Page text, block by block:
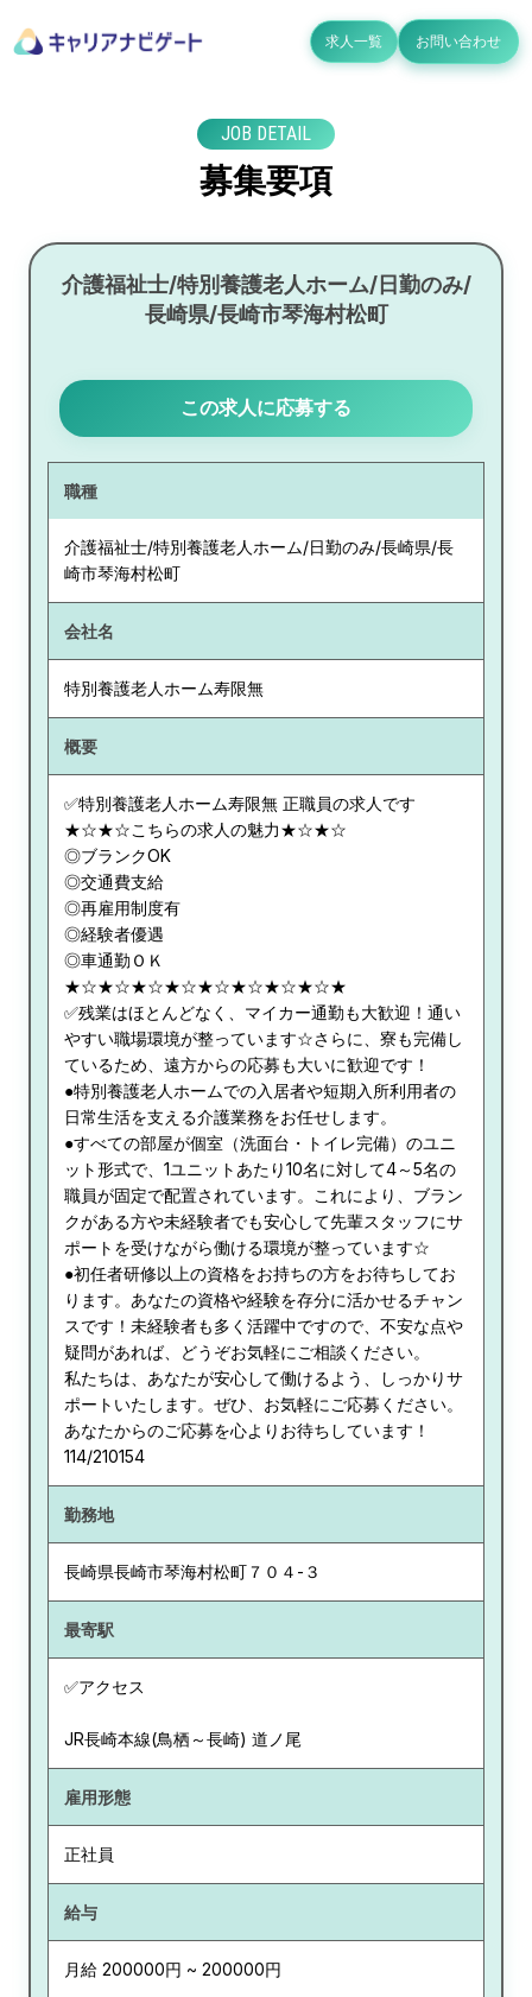
求人一覧 お問い合わせ
JOB DETAIL
募集要項
介護福祉士/特別養護老人ホーム/日勤のみ/
長崎県/長崎市琴海村松町
この求人に応募する
職種
介護福祉士/特別養護老人ホーム/日勤のみ/長崎県/長
崎市琴海村松町
会社名
特別養護老人ホーム寿限無
概要
✅特別養護老人ホーム寿限無 正職員の求人です
★☆★☆こちらの求人の魅力★☆★☆
◎ブランクOK
◎交通費支給
◎再雇用制度有
◎経験者優遇
◎車通勤ＯＫ
★☆★☆★☆★☆★☆★☆★☆★☆★
✅残業はほとんどなく、マイカー通勤も大歓迎！通い
やすい職場環境が整っています☆さらに、寮も完備し
ているため、遠方からの応募も大いに歓迎です！
●特別養護老人ホームでの入居者や短期入所利用者の
日常生活を支える介護業務をお任せします。
●すべての部屋が個室（洗面台・トイレ完備）のユニ
ット形式で、1ユニットあたり10名に対して4～5名の
職員が固定で配置されています。これにより、ブラン
クがある方や未経験者でも安心して先輩スタッフにサ
ポートを受けながら働ける環境が整っています☆
●初任者研修以上の資格をお持ちの方をお待ちしてお
ります。あなたの資格や経験を存分に活かせるチャン
スです！未経験者も多く活躍中ですので、不安な点や
疑問があれば、どうぞお気軽にご相談ください。
私たちは、あなたが安心して働けるよう、しっかりサ
ポートいたします。ぜひ、お気軽にご応募ください。
あなたからのご応募を心よりお待ちしています！
114/210154
勤務地
長崎県長崎市琴海村松町７０４-３
最寄駅
✅アクセス
JR長崎本線(鳥栖～長崎) 道ノ尾
雇用形態
正社員
給与
月給 200000円 ~ 200000円